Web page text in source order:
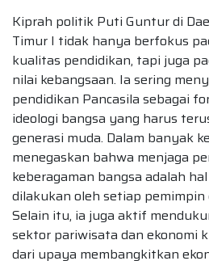
Kiprah politik Puti Guntur di
Timur I tidak hanya berfokus
kualitas pendidikan, tapi juga
nilai kebangsaan. Ia sering
pendidikan Pancasila sebagai
ideologi bangsa yang harus
generasi muda. Dalam banyak
menegaskan bahwa menjaga
keberagaman bangsa adalah
dilakukan oleh setiap pemimpin
Selain itu, ia juga aktif
sektor pariwisata dan ekonomi
dari upaya membangkitkan